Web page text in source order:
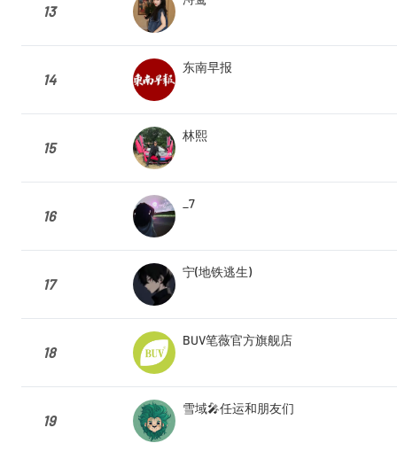
13
14
东南早报
15
林熙
16
_7
17
宁(地铁逃生)
18
BUV笔薇官方旗舰店
19
雪域🎤任运和朋友们